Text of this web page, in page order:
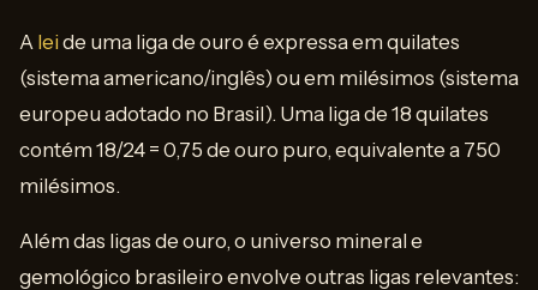
A lei de uma liga de ouro é expressa em quilates
(sistema americano/inglês) ou em milésimos (sistema
europeu adotado no Brasil). Uma liga de 18 quilates
contém 18/24 = 0,75 de ouro puro, equivalente a 750
milésimos.
Além das ligas de ouro, o universo mineral e
gemológico brasileiro envolve outras ligas relevantes: